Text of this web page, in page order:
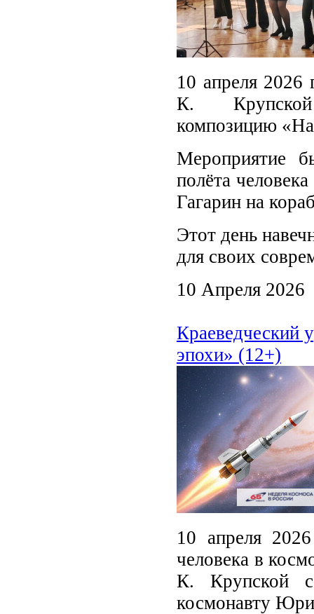
10 апреля 2026
К. Крупской
композицию
Мероприятие
полёта
Гагарин на
Этот день
для своих
10 Апреля 2026
Краеведческий
эпохи» (12+)
10 апреля
человека в
К. Крупской
космонавту